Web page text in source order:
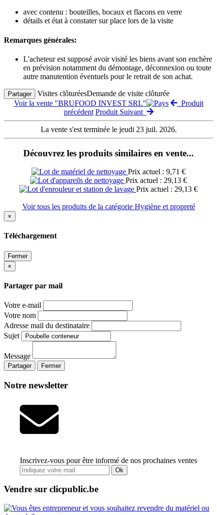
avec contenu : bouteilles, bocaux et flacons en verre
détails et état à constater sur place lors de la visite
Remarques générales:
L'acheteur est supposé avoir visité les biens avant son enchère
en prévision notamment du démontage, déconnexion ou toute
autre manutention éventuels pour le retrait de son achat.
Partager Visites clôturéesDemande de visite clôturée
Voir la vente "BRUFOOD INVEST SRL"
Produit
précédent Produit Suivant
La vente s'est terminée le jeudi 23 juil. 2026.
Découvrez les produits similaires en vente...
Prix actuel : 9,71 €
Prix actuel : 29,13 €
Prix actuel : 29,13 €
Voir tous les produits de la catégorie Hygiène et propreté
×
Téléchargement
Fermer
×
Partager par mail
Votre e-mail
Votre nom
Adresse mail du destinataire
Sujet
Message
Partager Fermer
Notre newsletter
Inscrivez-vous pour être informé de nos prochaines ventes
Ok
Vendre sur clicpublic.be